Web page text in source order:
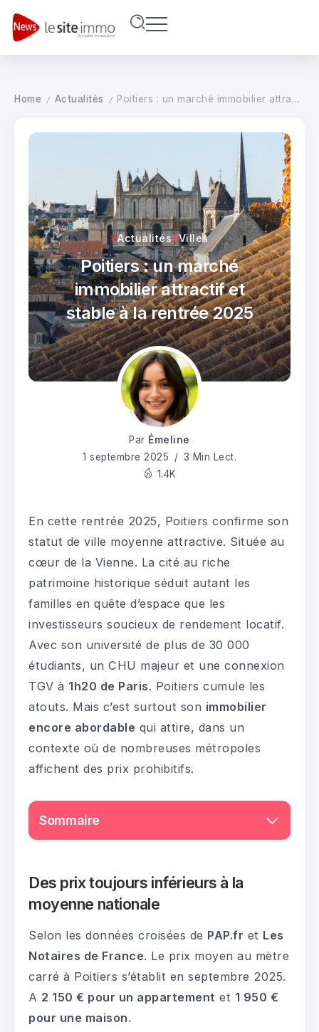
Home / Actualités / Poitiers : un marché immobilier attractif et stable à la rentrée 2025
Actualités Villes
Poitiers : un marché
immobilier attractif et
stable à la rentrée 2025
Par Émeline
1 septembre 2025
3 Min Lect.
1.4K
En cette rentrée 2025, Poitiers confirme son
statut de ville moyenne attractive. Située au
cœur de la Vienne. La cité au riche
patrimoine historique séduit autant les
familles en quête d’espace que les
investisseurs soucieux de rendement locatif.
Avec son université de plus de 30 000
étudiants, un CHU majeur et une connexion
TGV à 1h20 de Paris. Poitiers cumule les
atouts. Mais c’est surtout son immobilier
encore abordable qui attire, dans un
contexte où de nombreuses métropoles
affichent des prix prohibitifs.
Sommaire
Des prix toujours inférieurs à la
moyenne nationale
Selon les données croisées de PAP.fr et Les
Notaires de France. Le prix moyen au mètre
carré à Poitiers s’établit en septembre 2025.
A 2 150 € pour un appartement et 1 950 €
pour une maison.